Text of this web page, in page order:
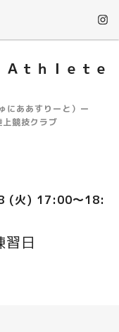
ｔｈｌｅｔｅ
にああすりーと）ー
競技クラブ
(火) 17:00～18:
習日